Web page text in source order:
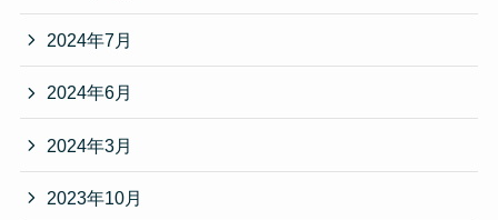
2024年7月
2024年6月
2024年3月
2023年10月